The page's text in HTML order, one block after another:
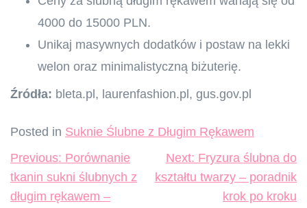
4000 do 15000 PLN.
Unikaj masywnych dodatków i postaw na lekki
welon oraz minimalistyczną biżuterię.
Źródła: bleta.pl, laurenfashion.pl, gus.gov.pl
Posted in Suknie Ślubne z Długim Rękawem
Nawigacja
wpisu
Previous: Porównanie
tkanin sukni ślubnych z
długim rękawem –
Next: Fryzura ślubna do
kształtu twarzy – poradnik
krok po kroku